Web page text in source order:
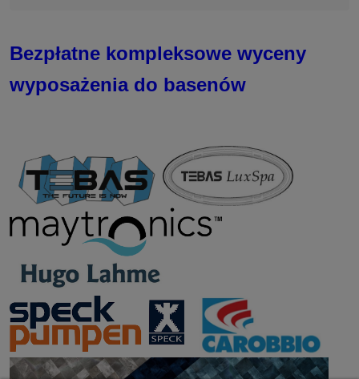
Bezpłatne kompleksowe wyceny
wyposażenia do basenów